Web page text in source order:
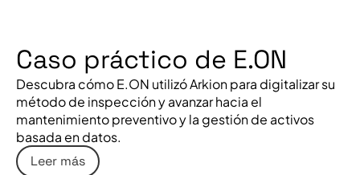
Caso práctico de E.ON
Descubra cómo E.ON utilizó Arkion para digitalizar su
método de inspección y avanzar hacia el
mantenimiento preventivo y la gestión de activos
basada en datos.
Leer más